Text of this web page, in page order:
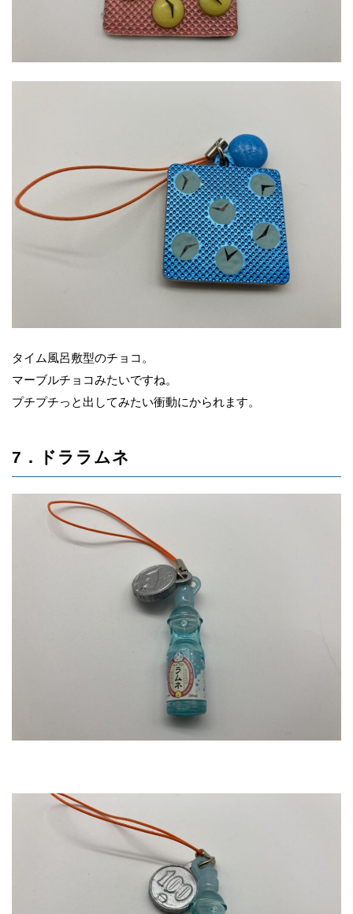
タイム風呂敷型のチョコ。
マーブルチョコみたいですね。
プチプチっと出してみたい衝動にかられます。
7．ドララムネ